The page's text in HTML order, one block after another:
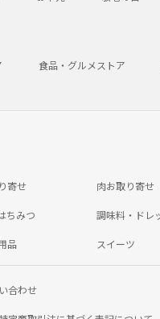
食品・グルメストア
寄せ 肉お取り寄せ
ちみつ 調味料・ドレ
品 スイーツ
合わせ